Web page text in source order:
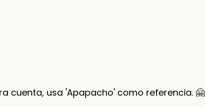
cuenta, usa 'Apapacho' como referencia. 🤗